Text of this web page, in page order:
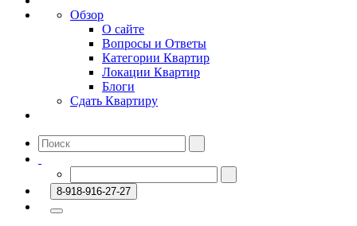
Обзор
О сайте
Вопросы и Ответы
Категории Квартир
Локации Квартир
Блоги
Сдать Квартиру
8-918-916-27-27